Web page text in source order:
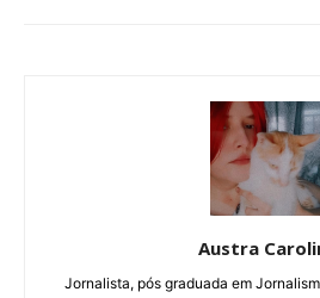
Austra
Jornalista, pós graduada em